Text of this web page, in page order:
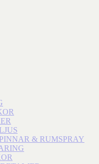
& RUMSPRAY